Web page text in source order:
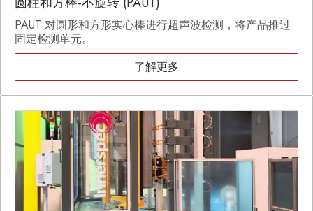
PAUT 对圆形和方形实心棒进行超声波检测，将产品推过
固定检测单元。
了解更多